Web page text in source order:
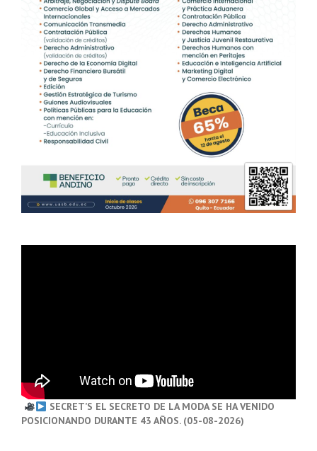
SECRET’S EL SECRETO DE LA MODA SE HA VENIDO
POSICIONANDO DURANTE 43 AÑOS. (05-08-2026)